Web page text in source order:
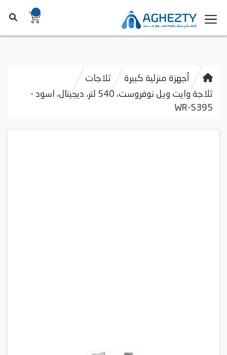
أجهزة منزلية كبيرة
ثلاجات
ثلاجة وايت ويل نوفروست، 540 لتر، ديجيتال، اسود -
WR-5395